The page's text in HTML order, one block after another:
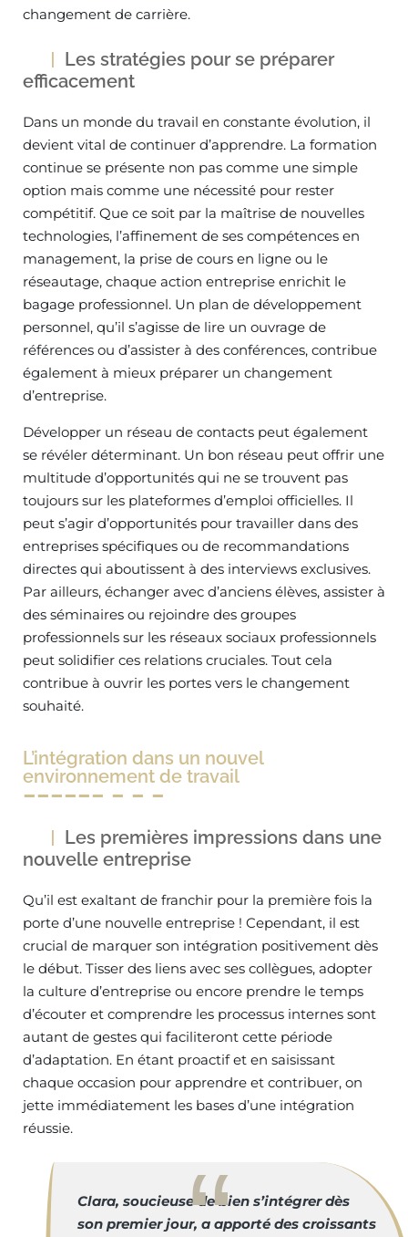
changement de carrière.
Les stratégies pour se préparer
efficacement
Dans un monde du travail en constante évolution, il
devient vital de continuer d’apprendre. La formation
continue se présente non pas comme une simple
option mais comme une nécessité pour rester
compétitif. Que ce soit par la maîtrise de nouvelles
technologies, l’affinement de ses compétences en
management, la prise de cours en ligne ou le
réseautage, chaque action entreprise enrichit le
bagage professionnel. Un plan de développement
personnel, qu’il s’agisse de lire un ouvrage de
références ou d’assister à des conférences, contribue
également à mieux préparer un changement
d’entreprise.
Développer un réseau de contacts peut également
se révéler déterminant. Un bon réseau peut offrir une
multitude d’opportunités qui ne se trouvent pas
toujours sur les plateformes d’emploi officielles. Il
peut s’agir d’opportunités pour travailler dans des
entreprises spécifiques ou de recommandations
directes qui aboutissent à des interviews exclusives.
Par ailleurs, échanger avec d’anciens élèves, assister à
des séminaires ou rejoindre des groupes
professionnels sur les réseaux sociaux professionnels
peut solidifier ces relations cruciales. Tout cela
contribue à ouvrir les portes vers le changement
souhaité.
L’intégration dans un nouvel
environnement de travail
Les premières impressions dans une
nouvelle entreprise
Qu’il est exaltant de franchir pour la première fois la
porte d’une nouvelle entreprise ! Cependant, il est
crucial de marquer son intégration positivement dès
le début. Tisser des liens avec ses collègues, adopter
la culture d’entreprise ou encore prendre le temps
d’écouter et comprendre les processus internes sont
autant de gestes qui faciliteront cette période
d’adaptation. En étant proactif et en saisissant
chaque occasion pour apprendre et contribuer, on
jette immédiatement les bases d’une intégration
réussie.
Clara, soucieuse de bien s’intégrer dès
son premier jour, a apporté des croissants